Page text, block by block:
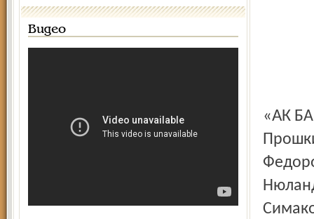
Видео
«АК БАРС» (14): Хабибуллин; Игнатов – Денисов, Житник –